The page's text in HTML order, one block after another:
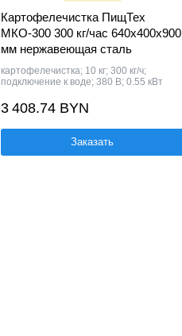
Картофелечистка ПищТех
МКО-300 300 кг/час 640х400х900
мм нержавеющая сталь
картофелечистка; 10 кг; 300 кг/ч;
подключение к воде; 380 В; 0.55 кВт
3 408.74 BYN
Заказать